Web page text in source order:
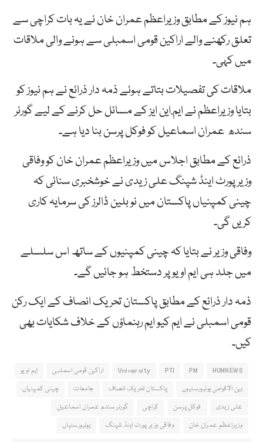
ہم نیوز کے مطابق وزیراعظم عمران خان نے یہ بات کراچی سے
تعلق رکھنے والے اراکین قومی اسمبلی سے ہونے والی ملاقات
میں کہی۔
ملاقات کی تفصیلات بتاتے ہوئے ذمہ دار ذرائع نے ہم نیوز کو
بتایا وزیراعظم نے ایم.این ایز کے مسائل حل کرنے کے لیے گورنر
سندھ عمران اسماعیل کو فوکل پرسن بنا دیا ہے۔
ذرائع کے مطابق اجلاس میں وزیراعظم عمران خان کو وفاقی
وزیرپورٹ اینڈ شپنگ علی زیدی نے خوشخبری سنائی کہ
چینی کمپنیاں پاکستان میں نو بلین ڈالرز کی سرمایہ کاری
کریں گی۔
وفاقی وزیر نے بتایا کہ چینی کمپنیوں کے ساتھ اس سلسلے
میں جلد ہی ایم او یو پر دستخط ہو جائیں گے۔
ذمہ دار ذرائع کے مطابق پاکستان تحریک انصاف کے ایک رکن
قومی اسمبلی نے ایم کیو ایم رہنماؤں کے خلاف شکایات بھی
کیں۔
HUMNEWS
PM
PTI
University اراکین قومی اسملبی
ایم او یو
بین الاقوامی یونیورسٹیوں
پاکستان تحریک انصاف جامعات
چینی کمپنیاں
علی زیدی
فوکل پرسن کراچی
گورنر سندھ عمران اسماعیل
وزیراعظم عمران خان
وفاقی وزیر پورٹ اینڈ شپنگ یونیورسٹیاں